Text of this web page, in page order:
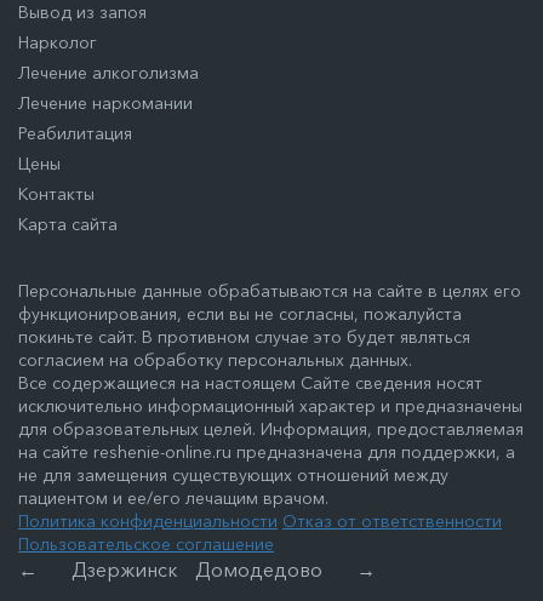
Вывод из запоя
Нарколог
Лечение алкоголизма
Лечение наркомании
Реабилитация
Цены
Контакты
Карта сайта
Персональные данные обрабатываются на сайте в целях его
функционирования, если вы не согласны, пожалуйста
покиньте сайт. В противном случае это будет являться
согласием на обработку персональных данных.
Все содержащиеся на настоящем Сайте сведения носят
исключительно информационный характер и предназначены
для образовательных целей. Информация, предоставляемая
на сайте reshenie-online.ru предназначена для поддержки, а
не для замещения существующих отношений между
пациентом и ее/его лечащим врачом.
Политика конфиденциальности Отказ от ответственности
Пользовательское соглашение
← Дзержинск Домодедово →